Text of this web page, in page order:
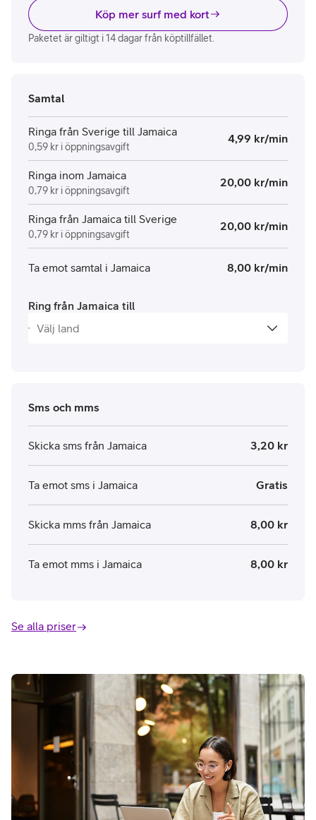
Köp mer surf med kort
Paketet är giltigt i 14 dagar från köptillfället.
Samtal
Ringa från Sverige till Jamaica
0,59 kr i öppningsavgift
4,99 kr/min
Ringa inom Jamaica
0,79 kr i öppningsavgift
20,00 kr/min
Ringa från Jamaica till Sverige
0,79 kr i öppningsavgift
20,00 kr/min
Ta emot samtal i Jamaica 8,00 kr/min
Ring från Jamaica till
Sms och mms
Skicka sms från Jamaica 3,20 kr
Ta emot sms i Jamaica Gratis
Skicka mms från Jamaica 8,00 kr
Ta emot mms i Jamaica 8,00 kr
Se alla priser